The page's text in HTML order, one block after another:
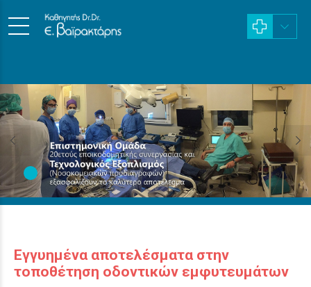
Εγγυημένα αποτελέσματα στην
τοποθέτηση οδοντικών εμφυτευμάτων